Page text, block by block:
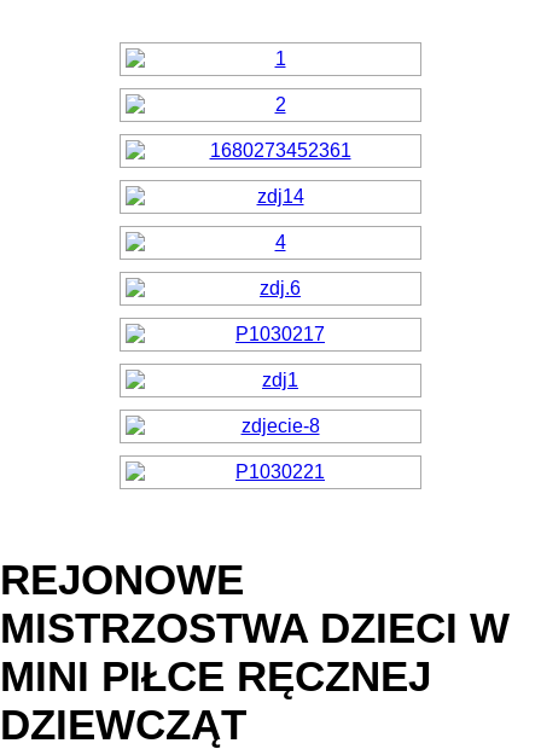
REJONOWE
MISTRZOSTWA DZIECI W
MINI PIŁCE RĘCZNEJ
DZIEWCZĄT